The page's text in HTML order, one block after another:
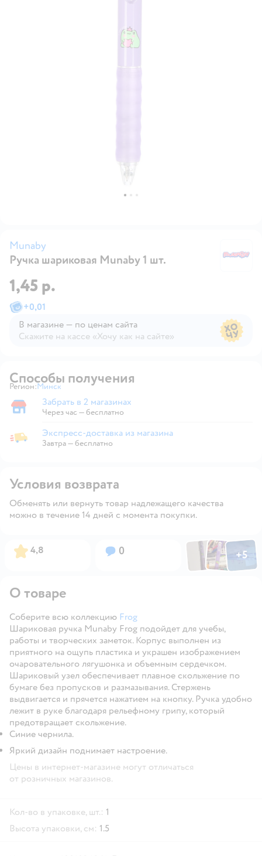
Munaby
Ручка шариковая Munaby 1 шт.
1,45 р.
+0,01
В магазине — по ценам сайта
Скажите на кассе «Хочу как на сайте»
Способы получения
Регион: Выбор адреса доставки.
Минск
Забрать в магазине
Забрать в 2 магазинах
Через час — бесплатно
Экспресс-доставка из магазина
Экспресс-доставка из магазина
Завтра—бесплатно
Условия возврата
Обменять или вернуть товар надлежащего качества
можно в течение 14 дней с момента покупки.
Рейтинг:
4,8 Вопросов:
0 ФотоФотоФото
+5
Открыть
О товаре
Соберите всю коллекцию Frog
Шариковая ручка Munaby Frog подойдет для учебы,
работы и творческих заметок. Корпус выполнен из
приятного на ощупь пластика и украшен изображением
очаровательного лягушонка и объемным сердечком.
Шариковый узел обеспечивает плавное скольжение по
бумаге без пропусков и размазывания. Стержень
выдвигается и прячется нажатием на кнопку. Ручка удобно
лежит в руке благодаря рельефному грипу, который
предотвращает скольжение.
Синие чернила.
Яркий дизайн поднимает настроение.
Цены в интернет-магазине могут отличаться
от розничных магазинов.
Кол-во в упаковке, шт.: 1
Высота упаковки, см: 1.5